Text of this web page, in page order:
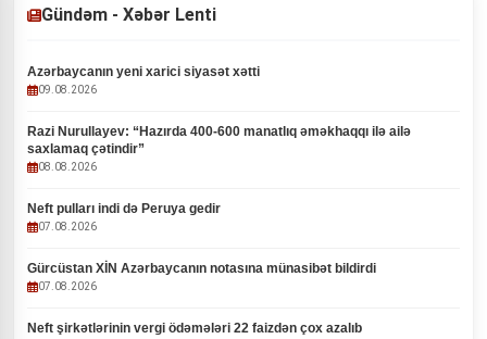
Gündəm - Xəbər Lenti
Azərbaycanın yeni xarici siyasət xətti
09.08.2026
Razi Nurullayev: “Hazırda 400-600 manatlıq əməkhaqqı ilə ailə
saxlamaq çətindir”
08.08.2026
Neft pulları indi də Peruya gedir
07.08.2026
Gürcüstan XİN Azərbaycanın notasına münasibət bildirdi
07.08.2026
Neft şirkətlərinin vergi ödəmələri 22 faizdən çox azalıb